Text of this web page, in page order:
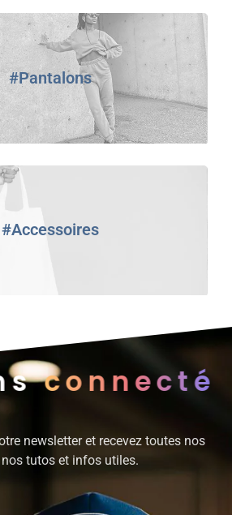
#Pantalons
#Accessoires
connecté
newsletter et recevez toutes nos
tutos et infos utiles.